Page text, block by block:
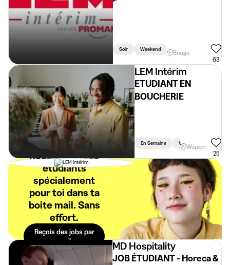
Soir Weekend
Bouge
63
LEM Intérim
ETUDIANT EN
BOUCHERIE
En Semaine Vacances
Wépion
25
Reçois des jobs
étudiants
spécialement
pour toi dans ta
boite mail. Sans
effort.
Reçois des jobs par
mail
MD Hospitality
JOB ÉTUDIANT - Horeca &